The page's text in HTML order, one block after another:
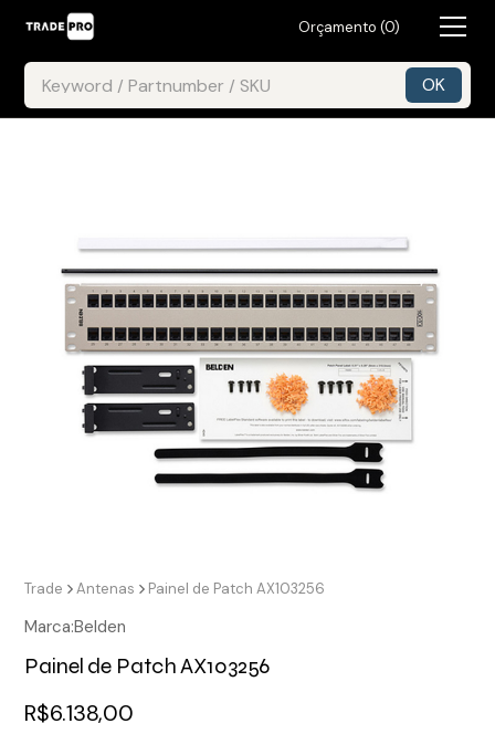
Orçamento (0)
Trade Antenas Painel de Patch AX103256
Marca:Belden
Painel de Patch AX103256
R$6.138,00